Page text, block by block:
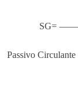
SG=
Passivo Circulante